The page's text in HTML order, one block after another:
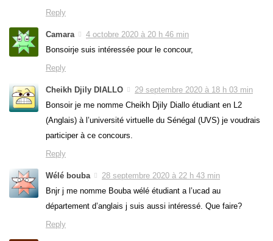
Reply
Camara
4 octobre 2020 à 20 h 46 min
Bonsoirje suis intéressée pour le concour,
Reply
Cheikh Djily DIALLO
29 septembre 2020 à 18 h 03 min
Bonsoir je me nomme Cheikh Djily Diallo étudiant en L2
(Anglais) à l’université virtuelle du Sénégal (UVS) je voudrais
participer à ce concours.
Reply
Wélé bouba
28 septembre 2020 à 22 h 43 min
Bnjr j me nomme Bouba wélé étudiant a l’ucad au
département d’anglais j suis aussi intéressé. Que faire?
Reply